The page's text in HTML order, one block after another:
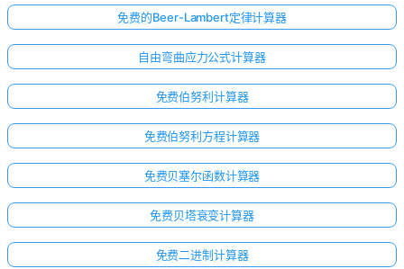
免费的Beer-Lambert定律计算器
自由弯曲应力公式计算器
免费伯努利计算器
免费伯努利方程计算器
免费贝塞尔函数计算器
免费贝塔衰变计算器
免费二进制计算器